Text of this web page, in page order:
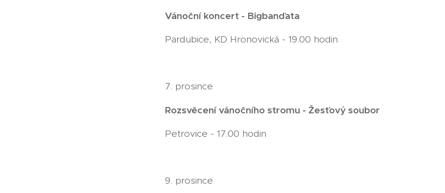
Vánoční koncert - Bigbanďata
Pardubice, KD Hronovická - 19.00 hodin
7. prosince
Rozsvěcení vánočního stromu - Žesťový soubor
Petrovice - 17.00 hodin
9. prosince